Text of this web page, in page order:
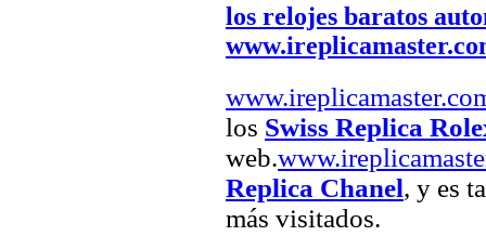
los relojes baratos
los Swiss Replica
web.
Replica Chanel, y es
más visitados.